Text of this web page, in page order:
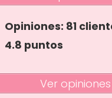
Opiniones: 81
4.8 puntos
Ver opiniones